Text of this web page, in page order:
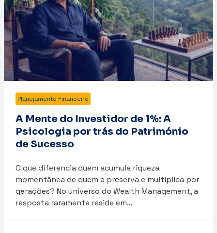
Planejamento Financeiro
A Mente do Investidor de 1%: A
Psicologia por trás do Património
de Sucesso
O que diferencia quem acumula riqueza
momentânea de quem a preserva e multiplica por
gerações? No universo do Wealth Management, a
resposta raramente reside em…